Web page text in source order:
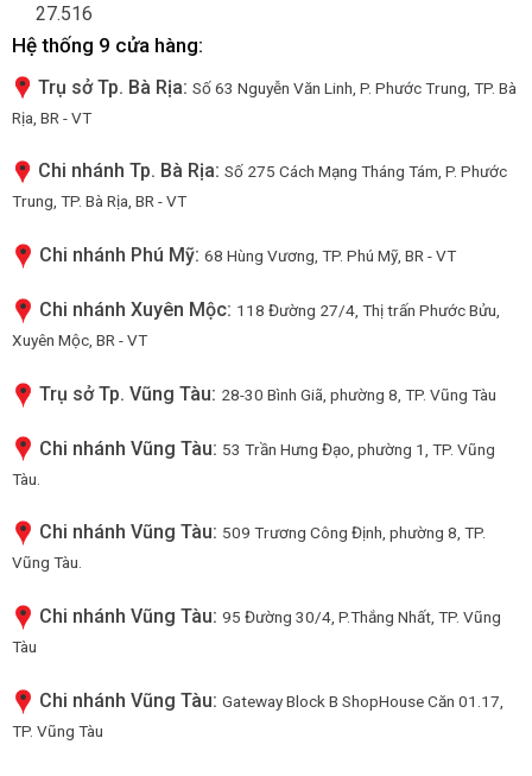
27.516
Hệ thống 9 cửa hàng:
Trụ sở Tp. Bà Rịa: Số 63 Nguyễn Văn Linh, P. Phước Trung, TP. Bà
Rịa, BR - VT
Chi nhánh Tp. Bà Rịa: Số 275 Cách Mạng Tháng Tám, P. Phước
Trung, TP. Bà Rịa, BR - VT
Chi nhánh Phú Mỹ: 68 Hùng Vương, TP. Phú Mỹ, BR - VT
Chi nhánh Xuyên Mộc: 118 Đường 27/4, Thị trấn Phước Bửu,
Xuyên Mộc, BR - VT
Trụ sở Tp. Vũng Tàu: 28-30 Bình Giã, phường 8, TP. Vũng Tàu
Chi nhánh Vũng Tàu: 53 Trần Hưng Đạo, phường 1, TP. Vũng
Tàu.
Chi nhánh Vũng Tàu: 509 Trương Công Định, phường 8, TP.
Vũng Tàu.
Chi nhánh Vũng Tàu: 95 Đường 30/4, P.Thắng Nhất, TP. Vũng
Tàu
Chi nhánh Vũng Tàu: Gateway Block B ShopHouse Căn 01.17,
TP. Vũng Tàu